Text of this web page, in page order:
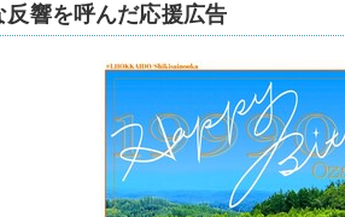
反響を呼んだ応援広告